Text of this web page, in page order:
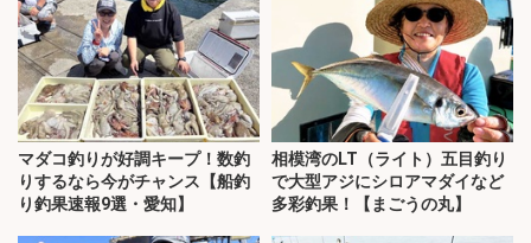
マダコ釣りが好調キープ！数釣
りするなら今がチャンス【船釣
り釣果速報9選・愛知】
相模湾のLT（ライト）五目釣り
で大型アジにシロアマダイなど
多彩釣果！【まごうの丸】